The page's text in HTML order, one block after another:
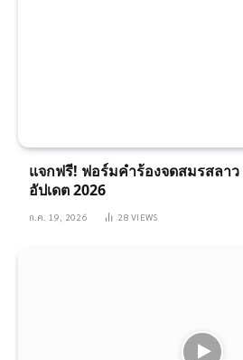
แจกฟรี! ฟอร์มคำร้องจดสมรสลา
อัปเดต 2026
ก.ค. 19, 2026 28VIEWS